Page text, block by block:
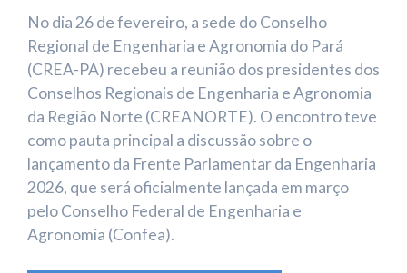
No dia 26 de fevereiro, a sede do Conselho
Regional de Engenharia e Agronomia do Pará
(CREA-PA) recebeu a reunião dos presidentes dos
Conselhos Regionais de Engenharia e Agronomia
da Região Norte (CREANORTE). O encontro teve
como pauta principal a discussão sobre o
lançamento da Frente Parlamentar da Engenharia
2026, que será oficialmente lançada em março
pelo Conselho Federal de Engenharia e
Agronomia (Confea).